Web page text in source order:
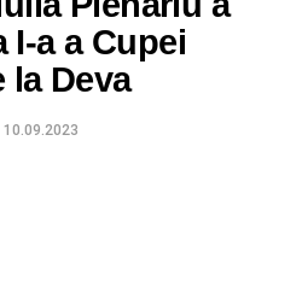
I-a a Cupei
la Deva
10.09.2023